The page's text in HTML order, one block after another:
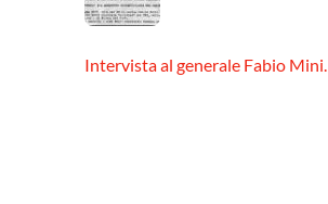
Intervista al generale Fabio Mini.